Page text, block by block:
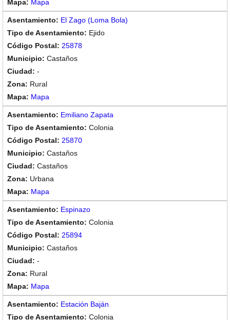
Mapa
El Zago (Loma Bola)
Ejido
25878
Castaños
-
Rural
Mapa
Emiliano Zapata
Colonia
25870
Castaños
Castaños
Urbana
Mapa
Espinazo
Colonia
25894
Castaños
-
Rural
Mapa
Estación Baján
Colonia